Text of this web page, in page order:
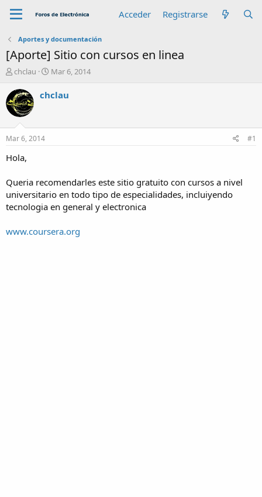
Acceder Registrarse
Aportes y documentación
[Aporte] Sitio con cursos en linea
A
t
o
r
chclau
F
c
i
o
Mar 6, 2014
chclau
Mar 6, 2014 #1
Hola,
Queria recomendarles este sitio gratuito con cursos a nivel
universitario en todo tipo de especialidades, incluiyendo
tecnologia en general y electronica
www.coursera.org